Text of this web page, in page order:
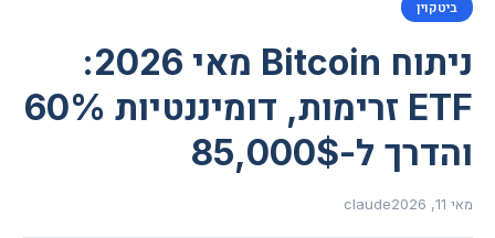
ביטקוין
ניתוח Bitcoin מאי 2026:
ETF זרימות, דומיננטיות 60%
והדרך ל-85,000$
מאי 11, 2026 claude